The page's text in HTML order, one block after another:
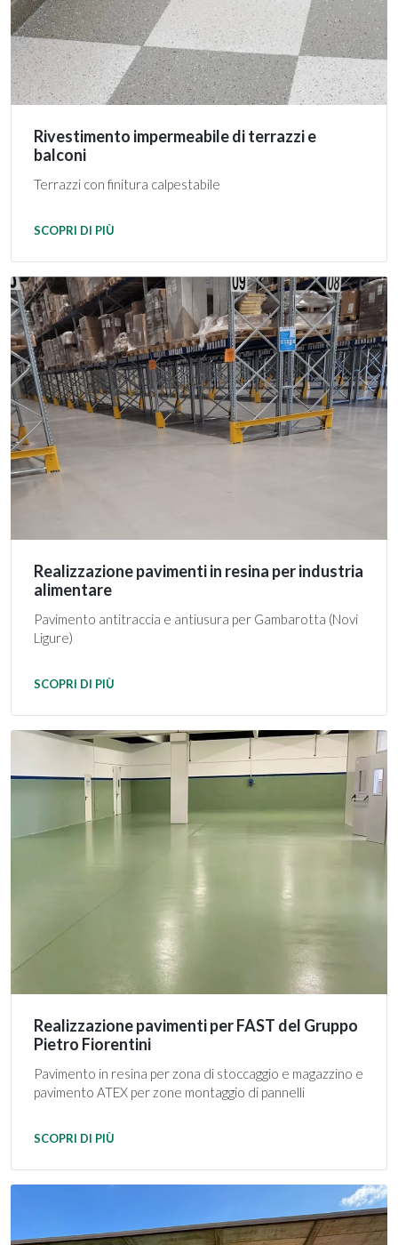
Rivestimento impermeabile di terrazzi e
balconi
Terrazzi con finitura calpestabile
SCOPRI DI PIÙ
Realizzazione pavimenti in resina per industria
alimentare
Pavimento antitraccia e antiusura per Gambarotta (Novi
Ligure)
SCOPRI DI PIÙ
Realizzazione pavimenti per FAST del Gruppo
Pietro Fiorentini
Pavimento in resina per zona di stoccaggio e magazzino e
pavimento ATEX per zone montaggio di pannelli
SCOPRI DI PIÙ